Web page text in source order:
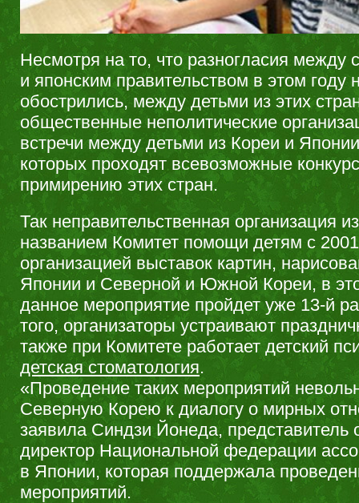
Несмотря на то, что разногласия между
и японским правительством в этом году
обострились, между детьми из этих
общественные неполитические
встречи между детьми из Кореи и
которых проходят всевозможные
примирению этих стран.
Так неправительственная организация
названием Комитет помощи детям с
организацией выставок картин,
Японии и Северной и Южной Кореи, в
данное мероприятие пройдет уже 13-й
того, организаторы устраивают
также при Комитете работает детский
детская стоматология.
«Проведение таких мероприятий
Северную Корею к диалогу о мирных
заявила Синдзи Йонеда, представитель
директор Национальной федерации
в Японии, которая поддержала
мероприятий.